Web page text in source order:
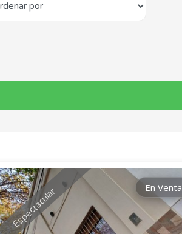
Espectacular En Venta